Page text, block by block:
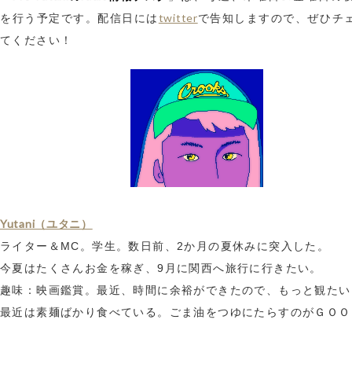
を行う予定です。配信日にはtwitterで告知しますので、ぜひチ
てください！
Yutani（ユタニ）
ライター＆MC。学生。数日前、2か月の夏休みに突入した。
今夏はたくさんお金を稼ぎ、9月に関西へ旅行に行きたい。
趣味：映画鑑賞。最近、時間に余裕ができたので、もっと観た
最近は素麺ばかり食べている。ごま油をつゆにたらすのがＧＯ